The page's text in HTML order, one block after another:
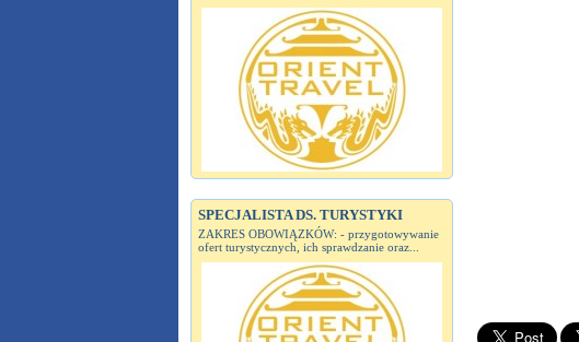
SPECJALISTA DS. TURYSTYKI
ZAKRES OBOWIĄZKÓW: - przygotowywanie
ofert turystycznych, ich sprawdzanie oraz...